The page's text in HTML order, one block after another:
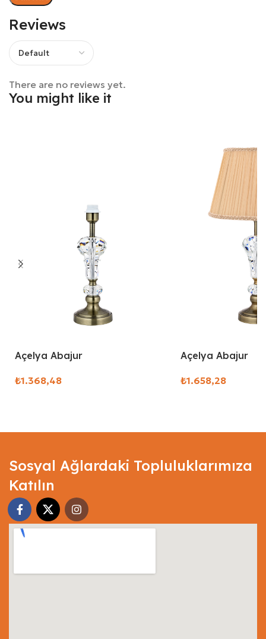
Reviews
There are no reviews yet.
You might like it
Açelya Abajur
₺
Açelya Abajur
₺
Sosyal Ağlardaki Topluluklarımıza
Katılın